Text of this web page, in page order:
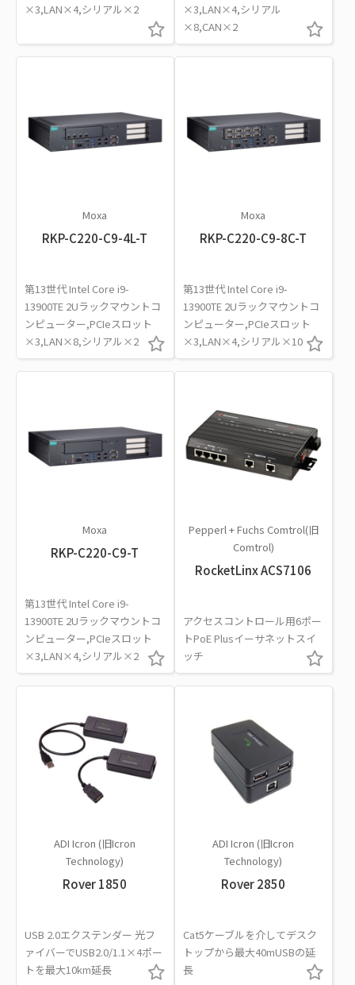
×3,LAN×4,シリアル×2
×3,LAN×4,シリアル
×8,CAN×2
Moxa
RKP-C220-C9-4L-T
第13世代 Intel Core i9-
13900TE 2Uラックマウントコ
ンピューター,PCIeスロット
×3,LAN×8,シリアル×2
Moxa
RKP-C220-C9-8C-T
第13世代 Intel Core i9-
13900TE 2Uラックマウントコ
ンピューター,PCIeスロット
×3,LAN×4,シリアル×10
Moxa
RKP-C220-C9-T
第13世代 Intel Core i9-
13900TE 2Uラックマウントコ
ンピューター,PCIeスロット
×3,LAN×4,シリアル×2
Pepperl + Fuchs Comtrol(旧
Comtrol)
RocketLinx ACS7106
アクセスコントロール用6ポー
トPoE Plusイーサネットスイ
ッチ
ADI Icron (旧Icron
Technology)
Rover 1850
USB 2.0エクステンダー 光フ
ァイバーでUSB2.0/1.1×4ポー
トを最大10km延長
ADI Icron (旧Icron
Technology)
Rover 2850
Cat5ケーブルを介してデスク
トップから最大40mUSBの延
長